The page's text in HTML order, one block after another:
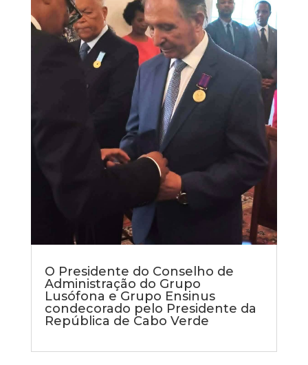
O Presidente do Conselho de
Administração do Grupo
Lusófona e Grupo Ensinus
condecorado pelo Presidente da
República de Cabo Verde